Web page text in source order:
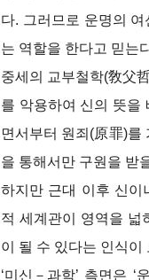
다. 그러므로 운명의
는 역할을 한다고 믿는
중세의 교부철학(敎父
를 악용하여 신의 뜻을
면서부터 원죄(原罪)를
을 통해서만 구원을 받
하지만 근대 이후 신이
적 세계관이 영역을 넓
이 될 수 있다는 인식이
‘미신－과학’ 측면은